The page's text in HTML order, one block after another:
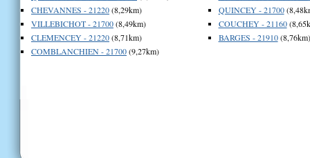
CHEVANNES - 21220(8,29km)
VILLEBICHOT - 21700(8,49km)
CLEMENCEY - 21220(8,71km)
COMBLANCHIEN - 21700(9,27km)
QUINCEY - 21700
COUCHEY - 21160
BARGES - 21910(8,76km)